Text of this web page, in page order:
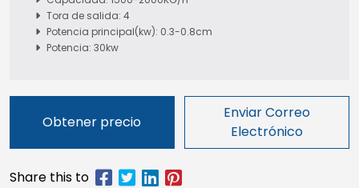
Tora de salida: 4
Potencia principal(kw): 0.3-0.8cm
Potencia: 30kw
Obtener precio
Enviar Correo
Electrónico